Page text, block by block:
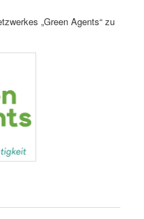
„Green Agents“ zu